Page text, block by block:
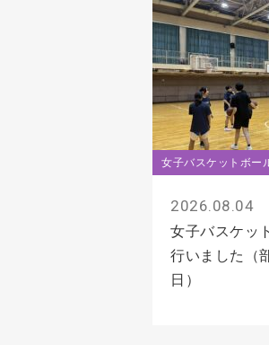
女子バスケットボー
2026.08.04
女子バスケッ
行いました（
日）